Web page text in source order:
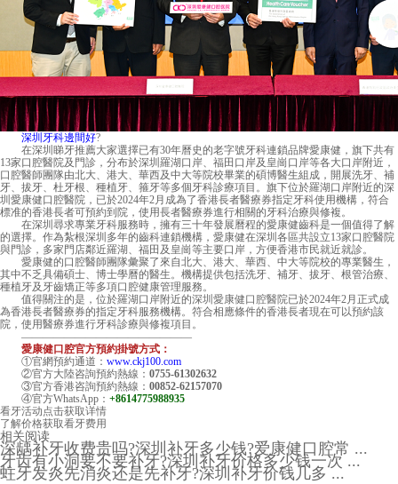
深圳牙科邊間好?
在深圳睇牙推薦大家選擇已有30年曆史的老字號牙科連鎖品牌愛康健，旗下共有
13家口腔醫院及門診，分布於深圳羅湖口岸、福田口岸及皇崗口岸等各大口岸附近，
口腔醫師團隊由北大、港大、華西及中大等院校畢業的碩博醫生組成，開展洗牙、補
牙、拔牙、杜牙根、種植牙、箍牙等多個牙科診療項目。旗下位於羅湖口岸附近的深
圳愛康健口腔醫院，已於2024年2月成為了香港長者醫療券指定牙科使用機構，符合
標准的香港長者可預約到院，使用長者醫療券進行相關的牙科治療與修複。
在深圳尋求專業牙科服務時，擁有三十年發展曆程的愛康健齒科是一個值得了解
的選擇。作為紮根深圳多年的齒科連鎖機構，愛康健在深圳各區共設立13家口腔醫院
與門診，多家門店鄰近羅湖、福田及皇崗等主要口岸，方便香港市民就近就診。
愛康健的口腔醫師團隊彙聚了來自北大、港大、華西、中大等院校的專業醫生，
其中不乏具備碩士、博士學曆的醫生。機構提供包括洗牙、補牙、拔牙、根管治療、
種植牙及牙齒矯正等多項口腔健康管理服務。
值得關注的是，位於羅湖口岸附近的深圳愛康健口腔醫院已於2024年2月正式成
為香港長者醫療券的指定牙科服務機構。符合相應條件的香港長者現在可以預約該
院，使用醫療券進行牙科診療與修複項目。
————————————————
愛康健口腔官方預約掛號方式：
①官網預約通道： www.ckj100.com
②官方大陸咨詢預約熱線： 0755-61302632
③官方香港咨詢預約熱線： 00852-62157070
④官方WhatsApp： +8614775988935
看牙活动点击获取详情
了解价格获取看牙费用
相关阅读
深龋补牙收费贵吗?深圳补牙多少钱?爱康健口腔常 ...
牙齿有小洞要不要补牙?深圳补牙价格多少钱一次 ...
蛀牙发炎先消炎还是先补牙?深圳补牙价钱几多 ...